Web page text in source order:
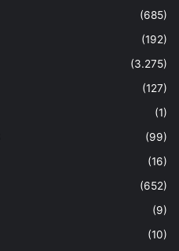
(685)
(192)
(3.275)
(127)
(1)
(99)
(16)
(652)
(9)
(10)